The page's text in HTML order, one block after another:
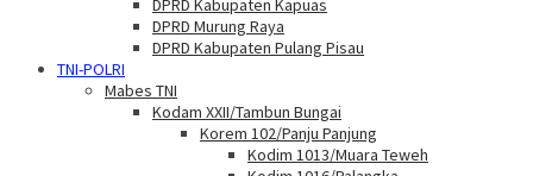
DPRD Kabupaten Kapuas
DPRD Murung Raya
DPRD Kabupaten Pulang Pisau
TNI-POLRI
Mabes TNI
Kodam XXII/Tambun Bungai
Korem 102/Panju Panjung
Kodim 1013/Muara Teweh